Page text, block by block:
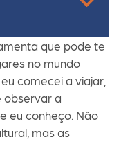
que pode te
no mundo
comecei a viajar,
observar a
eu conheço. Não
mas as